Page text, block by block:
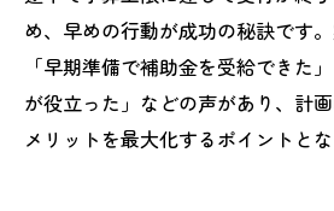
め、早めの行動が成功の秘訣です
「早期準備で補助金を受給できた
が役立った」などの声があり、計
メリットを最大化するポイントとな